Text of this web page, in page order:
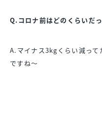
Q.コロナ前はどのくらいだ
A.マイナス3kgくらい減って
ですね〜